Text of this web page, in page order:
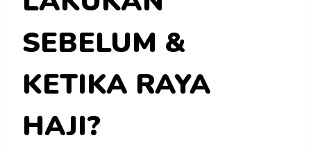
SEBELUM &
KETIKA RAYA
HAJI?